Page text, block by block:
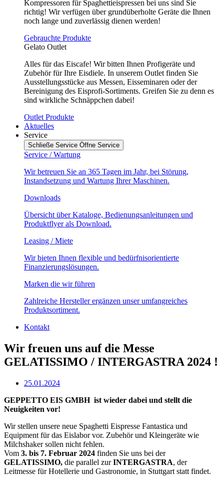
Kompressoren für Spaghettieispressen bei uns sind Sie
richtig! Wir verfügen über grundüberholte Geräte die Ihnen
noch lange und zuverlässig dienen werden!
Gebrauchte Produkte
Gelato Outlet
Alles für das Eiscafe! Wir bitten Ihnen Profigeräte und
Zubehör für Ihre Eisdiele. In unserem Outlet finden Sie
Ausstellungsstücke aus Messen, Eisseminaren oder der
Bereinigung des Eisprofi-Sortiments. Greifen Sie zu denn es
sind wirkliche Schnäppchen dabei!
Outlet Produkte
Aktuelles
Service
Schließe Service Öffne Service
Service / Wartung
Wir betreuen Sie an 365 Tagen im Jahr, bei Störung,
Instandsetzung und Wartung Ihrer Maschinen.
Downloads
Übersicht über Kataloge, Bedienungsanleitungen und
Produktflyer als Download.
Leasing / Miete
Wir bieten Ihnen flexible und bedürfnisorientierte
Finanzierungslösungen.
Marken die wir führen
Zahlreiche Hersteller ergänzen unser umfangreiches
Produktsortiment.
Kontakt
Wir freuen uns auf die Messe
GELATISSIMO / INTERGASTRA 2024 !
25.01.2024
GEPPETTO EIS GMBH ist wieder dabei und stellt die
Neuigkeiten vor!
Wir stellen unsere neue Spaghetti Eispresse Fantastica und
Equipment für das Eislabor vor. Zubehör und Kleingeräte wie
Milchshaker sollen nicht fehlen.
Vom 3. bis 7. Februar 2024 finden Sie uns bei der
GELATISSIMO, die parallel zurINTERGASTRA, der
Leitmesse für Hotellerie und Gastronomie, in Stuttgart statt findet.